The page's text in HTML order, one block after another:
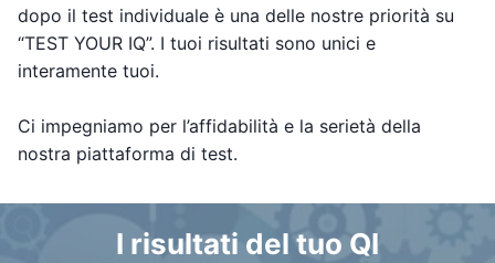
dopo il test individuale è una delle nostre priorità su
“TEST YOUR IQ”. I tuoi risultati sono unici e
interamente tuoi.
Ci impegniamo per l’affidabilità e la serietà della
nostra piattaforma di test.
I risultati del tuo QI